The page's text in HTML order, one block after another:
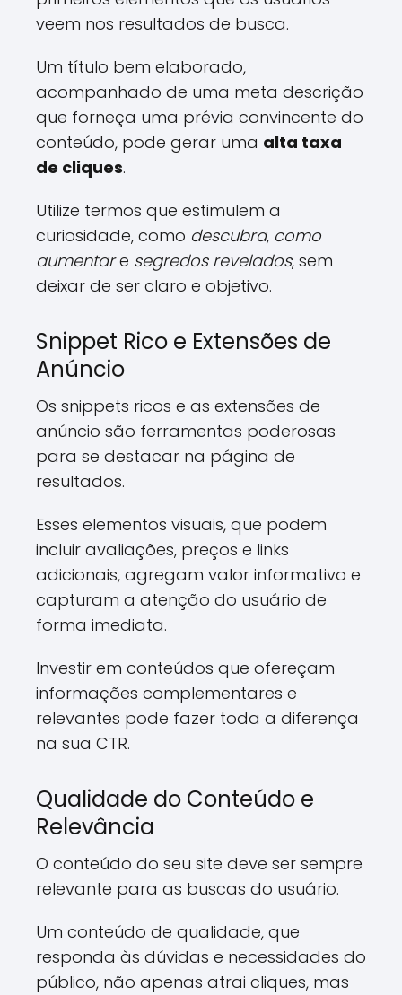
veem nos resultados de busca.
Um título bem elaborado,
acompanhado de uma meta descrição
que forneça uma prévia convincente do
conteúdo, pode gerar uma alta taxa
de cliques.
Utilize termos que estimulem a
curiosidade, como descubra, como
aumentare segredos revelados, sem
deixar de ser claro e objetivo.
Snippet Rico e Extensões de
Anúncio
Os snippets ricos e as extensões de
anúncio são ferramentas poderosas
para se destacar na página de
resultados.
Esses elementos visuais, que podem
incluir avaliações, preços e links
adicionais, agregam valor informativo e
capturam a atenção do usuário de
forma imediata.
Investir em conteúdos que ofereçam
informações complementares e
relevantes pode fazer toda a diferença
na sua CTR.
Qualidade do Conteúdo e
Relevância
O conteúdo do seu site deve ser sempre
relevante para as buscas do usuário.
Um conteúdo de qualidade, que
responda às dúvidas e necessidades do
público, não apenas atrai cliques, mas